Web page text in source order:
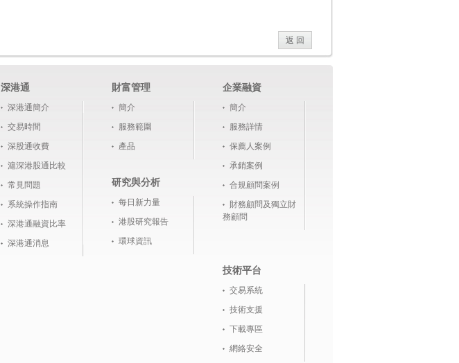
返 回
深港通
深港通簡介
交易時間
深股通收費
滬深港股通比較
常見問題
系統操作指南
深港通融資比率
深港通消息
財富管理
簡介
服務範圍
產品
研究與分析
每日新力量
港股研究報告
環球資訊
企業融資
簡介
服務詳情
保薦人案例
承銷案例
合規顧問案例
財務顧問及獨立財
務顧問
技術平台
交易系統
技術支援
下載專區
網絡安全